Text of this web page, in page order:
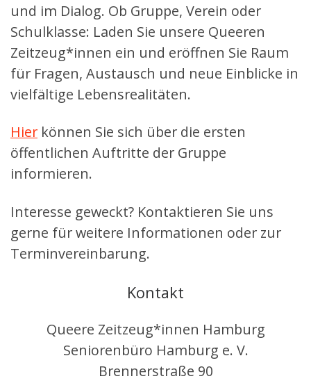
und im Dialog. Ob Gruppe, Verein oder
Schulklasse: Laden Sie unsere Queeren
Zeitzeug*innen ein und eröffnen Sie Raum
für Fragen, Austausch und neue Einblicke in
vielfältige Lebensrealitäten.
Hier können Sie sich über die ersten
öffentlichen Auftritte der Gruppe
informieren.
Interesse geweckt? Kontaktieren Sie uns
gerne für weitere Informationen oder zur
Terminvereinbarung.
Kontakt
Queere Zeitzeug*innen Hamburg
Seniorenbüro Hamburg e. V.
Brennerstraße 90